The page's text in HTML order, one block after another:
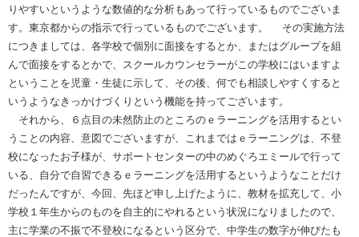
りやすいというような数値的な分析もあって行っているものでございま
す。東京都からの指示で行っているものでございます。 その実施方法
につきましては、各学校で個別に面接をするとか、またはグループを組
んで面接をするとかで、スクールカウンセラーがこの学校にはいますよ
ということを児童・生徒に示して、その後、何でも相談しやすくすると
いうようなきっかけづくりという機能を持ってございます。
それから、６点目の未然防止のところのｅラーニングを活用するとい
うことの内容、意図でございますが、これまではｅラーニングは、不登
校になったお子様が、サポートセンターの中のめぐろエミールで行って
いる、自分で自習できるｅラーニングを活用するというようなことだけ
だったんですが、今回、先ほど申し上げたように、教材を拡充して、小
学校１年生からのものを自主的にやれるという状況になりましたので、
主に学業の不振で不登校になるという区分で、中学生の数字が伸びたも